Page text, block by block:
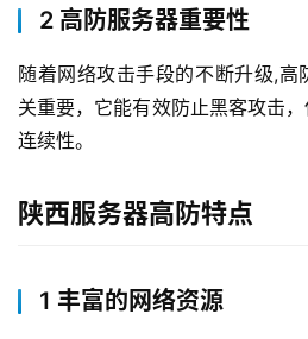
2 高防服务器重要性
随着网络攻击手段的不断升级,高
关重要，它能有效防止黑客攻击
连续性。
陕西服务器高防特点
1 丰富的网络资源